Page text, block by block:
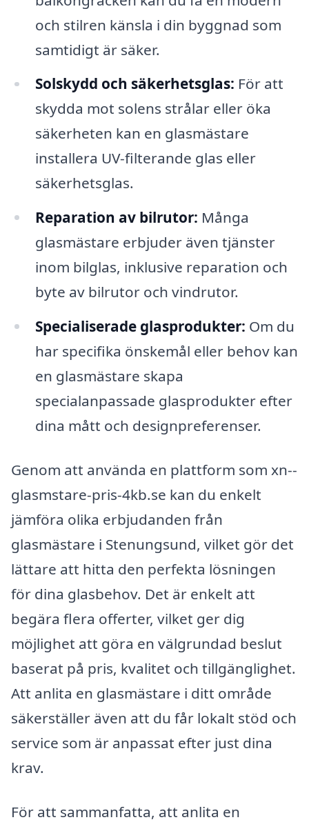
och stilren känsla i din byggnad som
samtidigt är säker.
Solskydd och säkerhetsglas: För att
skydda mot solens strålar eller öka
säkerheten kan en glasmästare
installera UV-filterande glas eller
säkerhetsglas.
Reparation av bilrutor: Många
glasmästare erbjuder även tjänster
inom bilglas, inklusive reparation och
byte av bilrutor och vindrutor.
Specialiserade glasprodukter: Om du
har specifika önskemål eller behov kan
en glasmästare skapa
specialanpassade glasprodukter efter
dina mått och designpreferenser.
Genom att använda en plattform som xn--
glasmstare-pris-4kb.se kan du enkelt
jämföra olika erbjudanden från
glasmästare i Stenungsund, vilket gör det
lättare att hitta den perfekta lösningen
för dina glasbehov. Det är enkelt att
begära flera offerter, vilket ger dig
möjlighet att göra en välgrundad beslut
baserat på pris, kvalitet och tillgänglighet.
Att anlita en glasmästare i ditt område
säkerställer även att du får lokalt stöd och
service som är anpassat efter just dina
krav.
För att sammanfatta, att anlita en